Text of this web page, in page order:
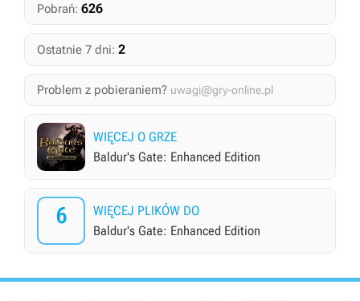
Pobrań: 626
Ostatnie 7 dni: 2
Problem z pobieraniem? uwagi@gry-online.pl
WIĘCEJ O GRZE
Baldur's Gate: Enhanced Edition
6
WIĘCEJ PLIKÓW DO
Baldur's Gate: Enhanced Edition